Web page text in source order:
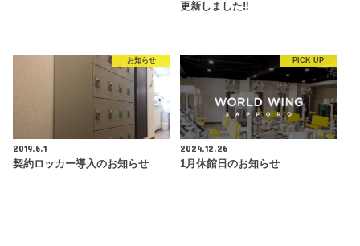
更新しました‼︎
お知らせ
2019.6.1
契約ロッカー導入のお知らせ
PICK UP
2024.12.26
1月休館日のお知らせ